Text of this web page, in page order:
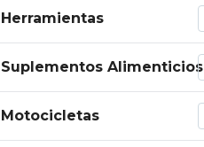
Herramientas
Suplementos Alimenticios
Motocicletas